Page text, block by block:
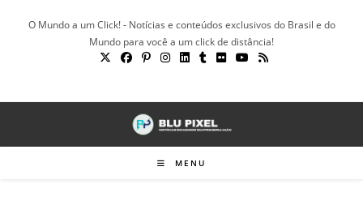
O Mundo a um Click! - Notícias e conteúdos exclusivos do Brasil e do
Mundo para você a um click de distância!
MENU